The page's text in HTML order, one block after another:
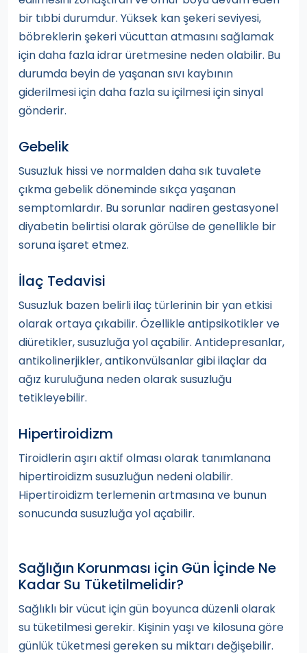
bir tıbbi durumdur. Yüksek kan şekeri seviyesi,
böbreklerin şekeri vücuttan atmasını sağlamak
için daha fazla idrar üretmesine neden olabilir. Bu
durumda beyin de yaşanan sıvı kaybının
giderilmesi için daha fazla su içilmesi için sinyal
gönderir.
Gebelik
Susuzluk hissi ve normalden daha sık tuvalete
çıkma gebelik döneminde sıkça yaşanan
semptomlardır. Bu sorunlar nadiren gestasyonel
diyabetin belirtisi olarak görülse de genellikle bir
soruna işaret etmez.
İlaç Tedavisi
Susuzluk bazen belirli ilaç türlerinin bir yan etkisi
olarak ortaya çıkabilir. Özellikle antipsikotikler ve
diüretikler, susuzluğa yol açabilir. Antidepresanlar,
antikolinerjikler, antikonvülsanlar gibi ilaçlar da
ağız kuruluğuna neden olarak susuzluğu
tetikleyebilir.
Hipertiroidizm
Tiroidlerin aşırı aktif olması olarak tanımlanana
hipertiroidizm susuzluğun nedeni olabilir.
Hipertiroidizm terlemenin artmasına ve bunun
sonucunda susuzluğa yol açabilir.
Sağlığın Korunması için Gün İçinde Ne
Kadar Su Tüketilmelidir?
Sağlıklı bir vücut için gün boyunca düzenli olarak
su tüketilmesi gerekir. Kişinin yaşı ve kilosuna göre
günlük tüketmesi gereken su miktarı değişebilir.